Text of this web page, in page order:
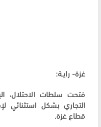
غزة- رايـة:
فتحت سلطات الاحتلال،
التجاري بشكل استثنائي
قطاع غزة.